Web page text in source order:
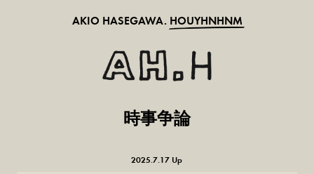
AKIO HASEGAWA. HOUYHNHNM
時事争論
2025.7.17 Up